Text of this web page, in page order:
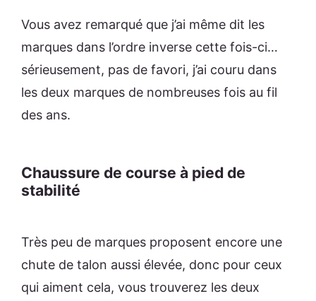
Vous avez remarqué que j’ai même dit les
marques dans l’ordre inverse cette fois-ci…
sérieusement, pas de favori, j’ai couru dans
les deux marques de nombreuses fois au fil
des ans.
Chaussure de course à pied de
stabilité
Très peu de marques proposent encore une
chute de talon aussi élevée, donc pour ceux
qui aiment cela, vous trouverez les deux